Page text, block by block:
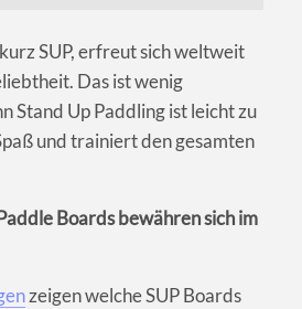
SUP, erfreut sich weltweit
Das ist wenig
Stand Up Paddling ist leicht zu
und trainiert den gesamten
Boards bewähren sich im
zeigen welche SUP Boards